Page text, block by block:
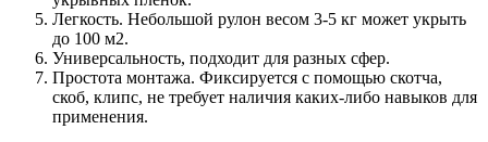
Легкость. Небольшой рулон весом 3-5 кг может укрыть
до 100 м2.
Универсальность, подходит для разных сфер.
Простота монтажа. Фиксируется с помощью скотча,
скоб, клипс, не требует наличия каких-либо навыков для
применения.